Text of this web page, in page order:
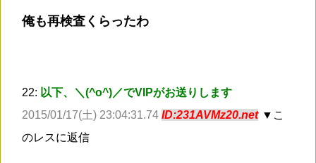
俺も再検査くらったわ
22: 以下、＼(^o^)／でVIPがお送りします
2015/01/17(土) 23:04:31.74 ID:231AVMz20.net ▼こ
のレスに返信